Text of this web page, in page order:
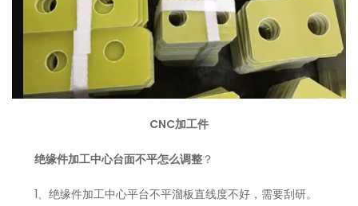
CNC加工件
绝缘件加工中心台面不平怎么调整 ？
1、绝缘件加工中心平台不平溜板直线度不好，需要刮研。